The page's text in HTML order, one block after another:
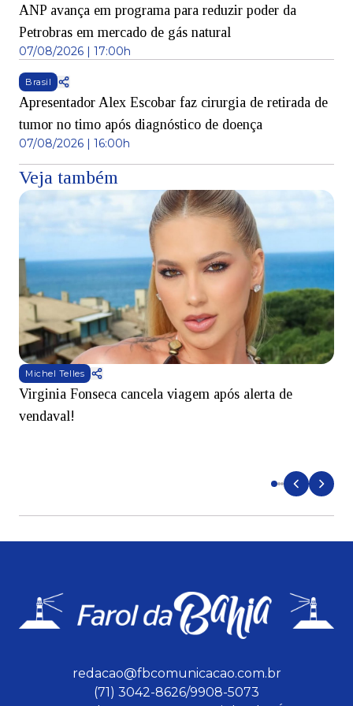
ANP avança em programa para reduzir poder da
Petrobras em mercado de gás natural
07/08/2026 | 17:00h
Brasil
Apresentador Alex Escobar faz cirurgia de retirada de
tumor no timo após diagnóstico de doença
07/08/2026 | 16:00h
Veja também
Michel Telles
Virginia Fonseca cancela viagem após alerta de
vendaval!
redacao@fbcomunicacao.com.br
(71) 3042-8626/9908-5073